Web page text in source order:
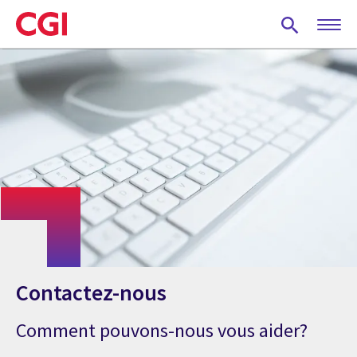
Skip
to
main
content
Contactez-nous
Comment pouvons-nous vous aider?